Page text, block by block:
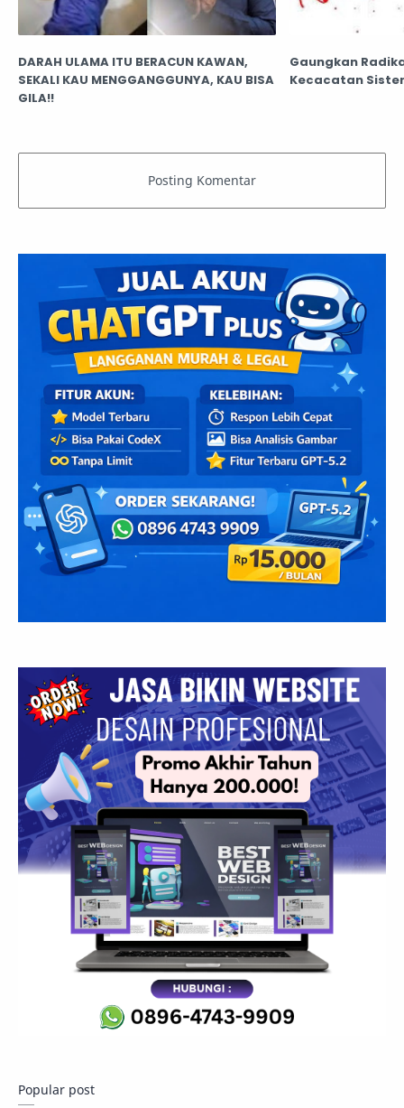
DARAH ULAMA ITU BERACUN KAWAN,
SEKALI KAU MENGGANGGUNYA, KAU BISA
GILA!!
Gaungkan
Kecacatan
Popular post